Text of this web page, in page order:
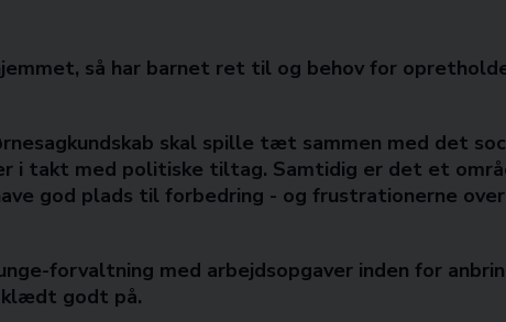
så har barnet ret til og behov for
skal spille tæt sammen med det
i takt med politiske tiltag. Samtidig er det et
god plads til forbedring - og frustrationerne
forvaltning med arbejdsopgaver inden for
godt på.